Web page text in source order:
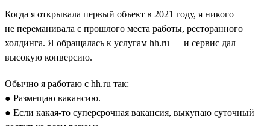
Когда я открывала первый объект в 2021 году, я никого
не переманивала с прошлого места работы, ресторанного
холдинга. Я обращалась к услугам hh.ru — и сервис дал
высокую конверсию.
Обычно я работаю с hh.ru так:
● Размещаю вакансию.
● Если какая-то суперсрочная вакансия, выкупаю суточный